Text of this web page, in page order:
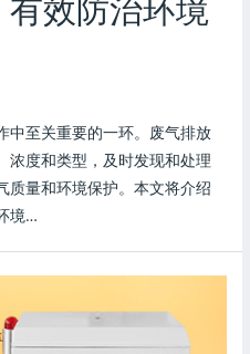
有效防治环境
中至关重要的一环。废气排放
浓度和类型，及时发现和处理
质量和环境保护。本文将介绍
境…